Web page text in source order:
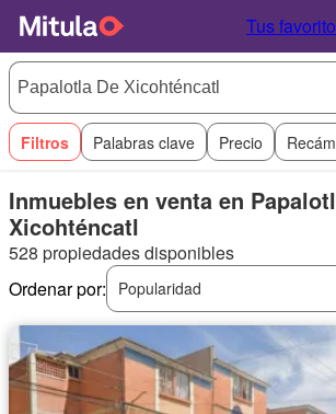
Tus
Filtros Palabras clave Precio
Inmuebles en venta en
Xicohténcatl
528 propiedades disponibles
Ordenar por:
Popularidad